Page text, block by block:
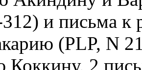
и письма к
(PLP, N
2